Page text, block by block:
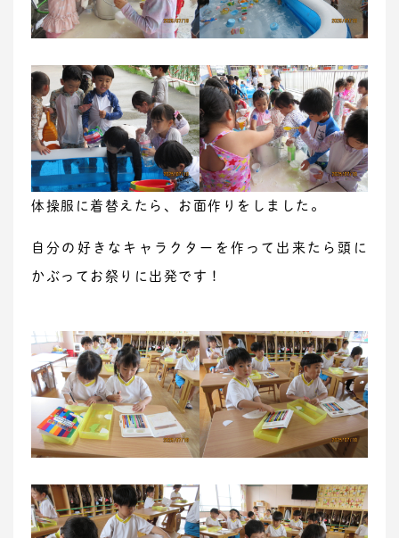
体操服に着替えたら、お面作りをしました。
自分の好きなキャラクターを作って出来たら頭に
かぶってお祭りに出発です！